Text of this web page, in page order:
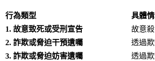
行為類型
具體
1. 故意致死或受刑宣告
故意
2. 詐欺或脅迫干預遺囑
透過
3. 詐欺或脅迫妨害遺囑
透過